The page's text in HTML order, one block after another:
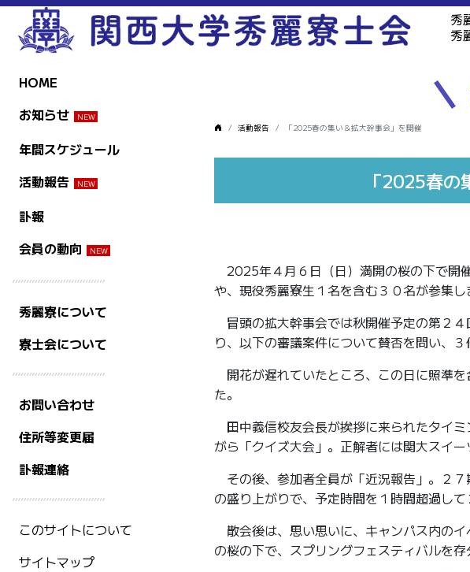
秀
秀
HOME
お知らせ
年間スケジュール
活動報告
訃報
会員の動向
秀麗寮について
寮士会について
お問い合わせ
住所等変更届
訃報連絡
このサイトについて
サイトマップ
活動報告 「2025春の集い＆拡大幹事会」を開催
「2025春の
2025年４月６日（日）満開の桜の下で開
や、現役秀麗寮生１名を含む３０名が参集し
冒頭の拡大幹事会では秋開催予定の第２
り、以下の審議案件について賛否を問い、３
開花が遅れていたところ、この日に照準
た。
田中義信校友会長が挨拶に来られたタイ
がら「クイズ大会」。正解者には関大スイー
その後、参加者全員が「近況報告」。２
の盛り上がりで、予定時間を１時間超過して
散会後は、思い思いに、キャンパス内の
の桜の下で、スプリングフェスティバルを存